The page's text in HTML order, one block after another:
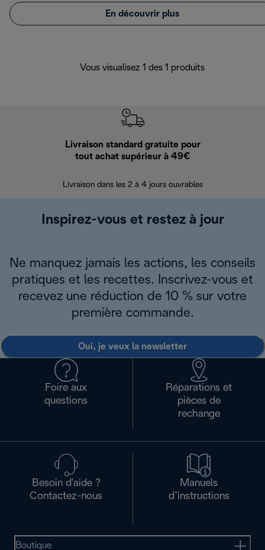
En découvrir plus
Vous visualisez 1 des 1 produits
Livraison standard gratuite pour
tout achat supérieur à 49€
Livraison dans les 2 à 4 jours ouvrables
Inspirez-vous et restez à jour
Ne manquez jamais les actions, les conseils
pratiques et les recettes. Inscrivez-vous et
recevez une réduction de 10 % sur votre
première commande.
Oui, je veux la newsletter
Foire aux
questions
Réparations et
pièces de
rechange
Besoin d'aide ?
Contactez-nous
Manuels
d’instructions
Boutique